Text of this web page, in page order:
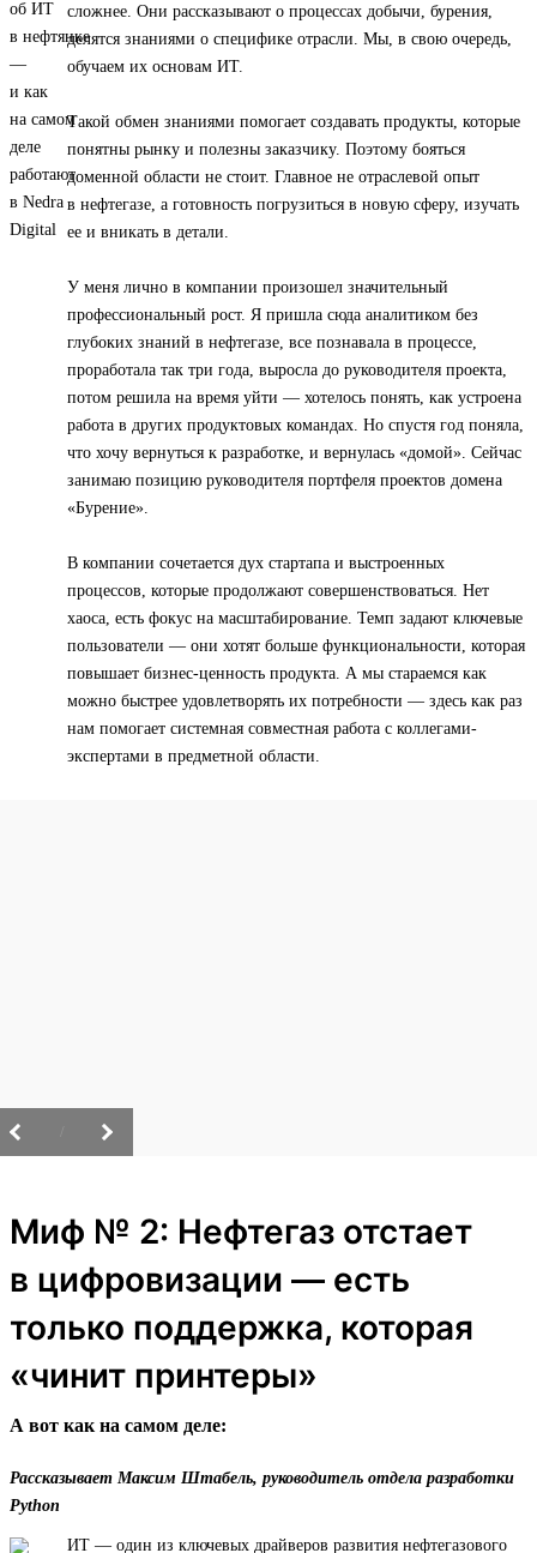
сложнее. Они рассказывают о процессах добычи, бурения,
делятся знаниями о специфике отрасли. Мы, в свою очередь,
обучаем их основам ИТ.
Такой обмен знаниями помогает создавать продукты, которые
понятны рынку и полезны заказчику. Поэтому бояться
доменной области не стоит. Главное не отраслевой опыт
в нефтегазе, а готовность погрузиться в новую сферу, изучать
ее и вникать в детали.
У меня лично в компании произошел значительный
профессиональный рост. Я пришла сюда аналитиком без
глубоких знаний в нефтегазе, все познавала в процессе,
проработала так три года, выросла до руководителя проекта,
потом решила на время уйти — хотелось понять, как устроена
работа в других продуктовых командах. Но спустя год поняла,
что хочу вернуться к разработке, и вернулась «домой». Сейчас
занимаю позицию руководителя портфеля проектов домена
«Бурение».
В компании сочетается дух стартапа и выстроенных
процессов, которые продолжают совершенствоваться. Нет
хаоса, есть фокус на масштабирование. Темп задают ключевые
пользователи — они хотят больше функциональности, которая
повышает бизнес-ценность продукта. А мы стараемся как
можно быстрее удовлетворять их потребности — здесь как раз
нам помогает системная совместная работа с коллегами-
экспертами в предметной области.
Миф № 2: Нефтегаз отстает
в цифровизации — есть
только поддержка, которая
«чинит принтеры»
А вот как на самом деле:
Рассказывает Максим Штабель, руководитель отдела разработки
Python
ИТ — один из ключевых драйверов развития нефтегазового